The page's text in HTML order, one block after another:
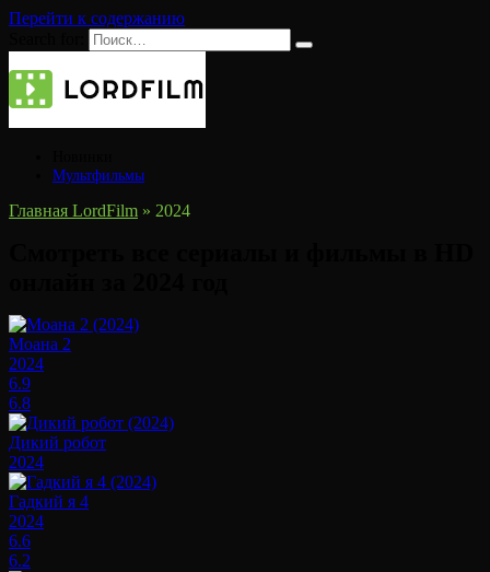
Перейти к содержанию
Мультфильмы
Главная LordFilm » 2024
Моана 2
2024
6.9
6.8
Дикий робот
2024
Гадкий я 4
2024
6.6
6.2